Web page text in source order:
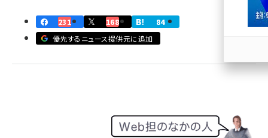
231 168
84
優先するニュース提供元に追加